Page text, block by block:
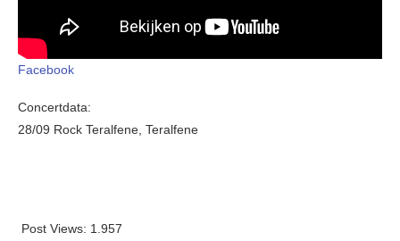
Facebook
Concertdata:
28/09 Rock Teralfene, Teralfene
Post Views: 1.957